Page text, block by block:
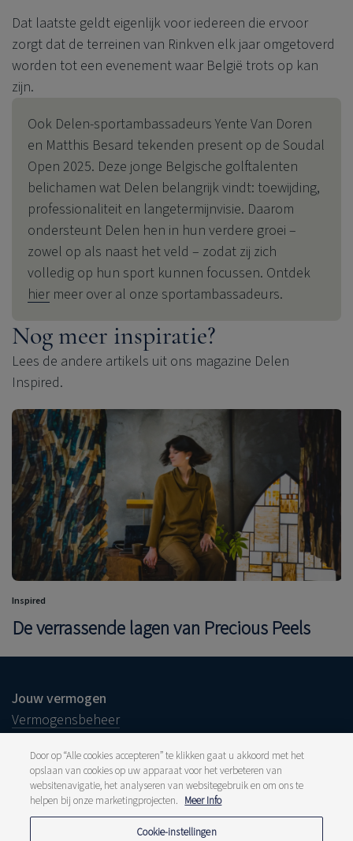
Dat laatste geldt eigenlijk voor iedereen die ervoor
zorgt dat de terreinen van Rinkven elk jaar omgetoverd
worden tot een evenement waar België trots op kan
zijn.
Ook Delen-sportambassadeurs Yente Van Doren
en Matthis Besard tekenden present op de Soudal
Open 2025. Deze jonge Belgische golftalenten
belichamen wat Delen belangrijk vindt: toewijding,
professionaliteit en langetermijnvisie. Daarom
ondersteunt Delen hen in hun verdere groei –
zowel op als naast het veld – zodat zij zich
volledig op hun sport kunnen focussen. Ontdek
hier meer over al onze sportambassadeurs.
Nog meer inspiratie?
Lees de andere artikels uit ons magazine Delen
Inspired.
Inspired
De verrassende lagen van Precious Peels
Jouw vermogen
Vermogensbeheer
Jouw onderneming
Over ons
Ons verhaal
Door op “Alle cookies accepteren” te klikken gaat u akkoord met het
opslaan van cookies op uw apparaat voor het verbeteren van
websitenavigatie, het analyseren van websitegebruik en om ons te
helpen bij onze marketingprojecten. Meer Info
Cookie-instellingen